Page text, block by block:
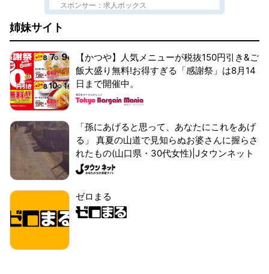
スポンサー：求人ボックス
姉妹サイト
【かつや】人気メニューが税抜150円引き&ご
飯大盛り無料!お得すぎる「感謝祭」は8月14
日まで開催中。
「孫にあげると思って、あなたにこれをあげ
る」 真夏の山道で見知らぬお婆さんに握らさ
れたもの(山口県・30代女性)|Jタウンネット
ゼロまる